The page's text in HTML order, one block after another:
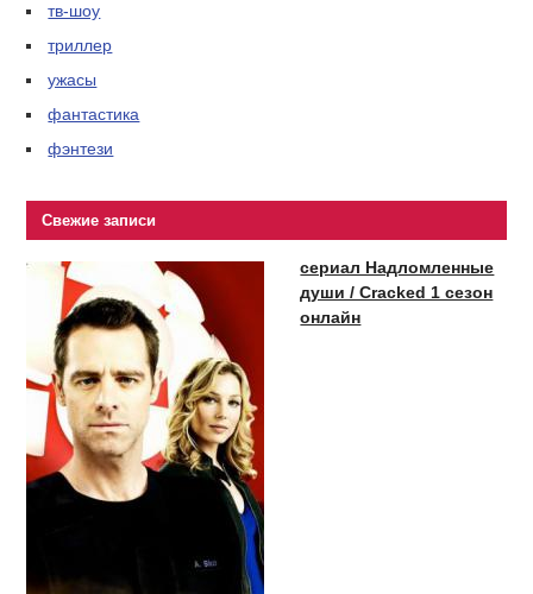
тв-шоу
триллер
ужасы
фантастика
фэнтези
Свежие записи
сериал Надломленные
души / Cracked 1 сезон
онлайн